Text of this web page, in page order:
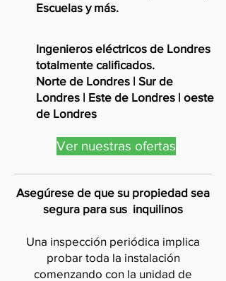
Escuelas y más.
Ingenieros eléctricos de Londres
totalmente calificados.
Norte de Londres | Sur de
Londres | Este de Londres | oeste
de Londres
Ver nuestras ofertas
Asegúrese de que su propiedad sea
segura para sus inquilinos
Una inspección periódica implica
probar toda la instalación
comenzando con la unidad de